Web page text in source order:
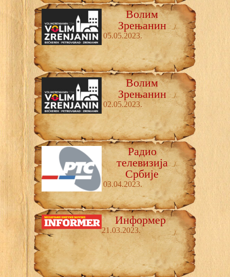
Волим
Зрењанин
05.05.2023.
Волим
Зрењанин
02.05.2023.
Радио
телевизија
Србије
03.04.2023.
Информер
21.03.2023.